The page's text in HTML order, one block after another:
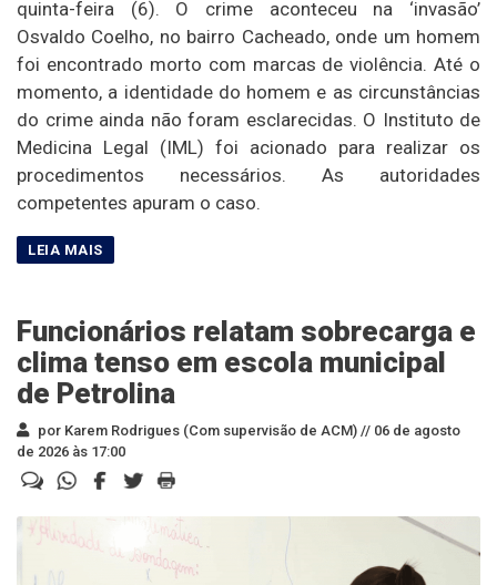
quinta-feira (6). O crime aconteceu na ‘invasão’
Osvaldo Coelho, no bairro Cacheado, onde um homem
foi encontrado morto com marcas de violência. Até o
momento, a identidade do homem e as circunstâncias
do crime ainda não foram esclarecidas. O Instituto de
Medicina Legal (IML) foi acionado para realizar os
procedimentos necessários. As autoridades
competentes apuram o caso.
Funcionários relatam sobrecarga e
clima tenso em escola municipal
de Petrolina
por Karem Rodrigues (Com supervisão de ACM) // 06 de agosto
de 2026 às 17:00